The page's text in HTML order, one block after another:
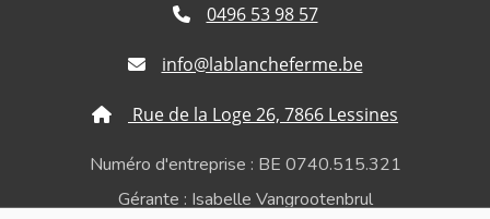
0496 53 98 57
info@lablancheferme.be
Rue de la Loge 26, 7866 Lessines
Numéro d'entreprise : BE 0740.515.321
Gérante : Isabelle Vangrootenbrul